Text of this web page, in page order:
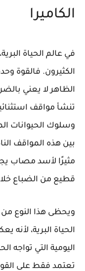
الكاميرا
في عالم الحياة
الكثيرون. فالقوة
الظاهر لا يعني
تنشأ مواقف
وسلوك الحيوانات
بين هذه المواقف
مثيرًا لأسد مصاب
قطيع من الضباع
ويحظى هذا النوع
الحياة البرية، لأنه
اليومية التي تواجه
تعتمد فقط على